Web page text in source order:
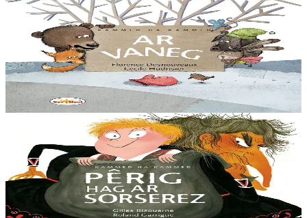
Sav-heol
La moufle
Par une journée de grand froid, Souris se promène et trouve une
moufle en laine rouge sur la neige. Toute contente, elle se blottit à
l’intérieur....
En stock 12,00 €
Pierre et la sorcière
Au village, tout le monde a peur de la sorcière. Tout le monde, sauf
Pêrig, le galopin qui n’a peur de rien ! Jusqu’au jour où cric crac, la
sorcière l’enferme...